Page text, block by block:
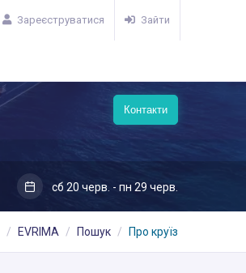
Зареєструватися Зайти
Контакти
сб 20 черв. - пн 29 черв.
EVRIMA Пошук Про круїз